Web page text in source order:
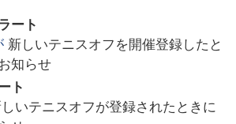
ート
新しいテニスオフを開催登録したと
知らせ
ト
いテニスオフが登録されたときに